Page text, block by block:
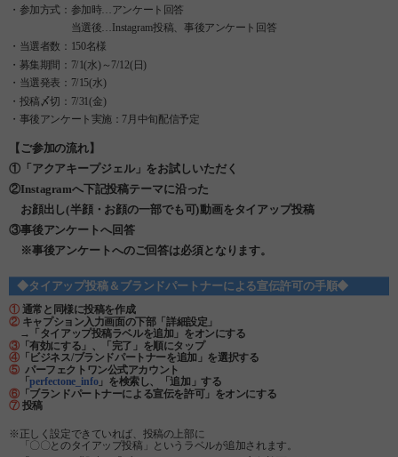
・参加方式：参加時…アンケート回答
当選後…Instagram投稿、事後アンケート回答
・当選者数：150名様
・募集期間：7/1(水)～7/12(日)
・当選発表：7/15(水)
・投稿〆切：7/31(金)
・事後アンケート実施：7月中旬配信予定
【ご参加の流れ】
①「アクアキープジェル」をお試しいただく
②Instagramへ下記投稿テーマに沿った
お顔出し(半顔・お顔の一部でも可)動画をタイアップ投稿
③事後アンケートへ回答
※事後アンケートへのご回答は必須となります。
◆タイアップ投稿＆ブランドパートナーによる宣伝許可の手順◆
①通常と同様に投稿を作成
②キャプション入力画面の下部「詳細設定」
→「タイアップ投稿ラベルを追加」をオンにする
③「有効にする」、「完了」を順にタップ
④「ビジネス/ブランドパートナーを追加」を選択する
⑤ パーフェクトワン公式アカウント
「perfectone_info」を検索し、「追加」する
⑥「ブランドパートナーによる宣伝を許可」をオンにする
⑦投稿
※正しく設定できていれば、投稿の上部に
「〇〇とのタイアップ投稿」というラベルが追加されます。